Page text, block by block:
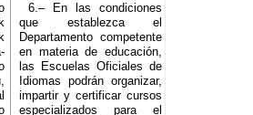
6.– En las condiciones
que establezca el
Departamento competente
en materia de educación,
las Escuelas Oficiales de
Idiomas podrán organizar,
impartir y certificar cursos
especializados para el